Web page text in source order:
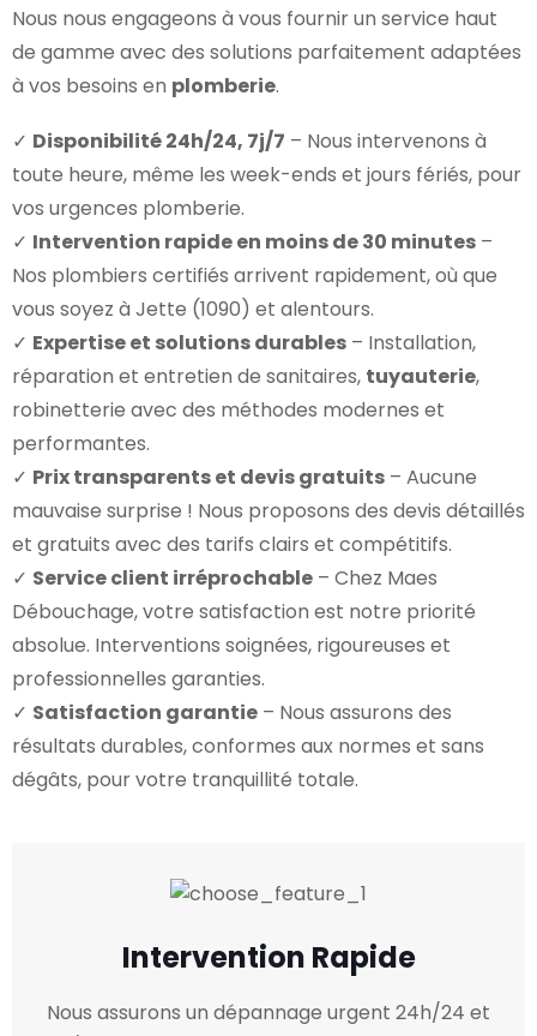
Nous nous engageons à vous fournir un service haut
de gamme avec des solutions parfaitement adaptées
à vos besoins en plomberie.
✓ Disponibilité 24h/24, 7j/7 – Nous intervenons à
toute heure, même les week-ends et jours fériés, pour
vos urgences plomberie.
✓ Intervention rapide en moins de 30 minutes –
Nos plombiers certifiés arrivent rapidement, où que
vous soyez à Jette (1090) et alentours.
✓ Expertise et solutions durables – Installation,
réparation et entretien de sanitaires, tuyauterie,
robinetterie avec des méthodes modernes et
performantes.
✓ Prix transparents et devis gratuits – Aucune
mauvaise surprise ! Nous proposons des devis détaillés
et gratuits avec des tarifs clairs et compétitifs.
✓ Service client irréprochable – Chez Maes
Débouchage, votre satisfaction est notre priorité
absolue. Interventions soignées, rigoureuses et
professionnelles garanties.
✓ Satisfaction garantie – Nous assurons des
résultats durables, conformes aux normes et sans
dégâts, pour votre tranquillité totale.
Intervention Rapide
Nous assurons un dépannage urgent 24h/24 et